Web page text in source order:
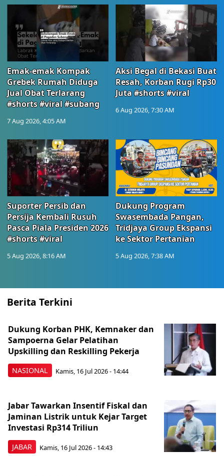
Emak-emak Kompak
Grebek Rumah Diduga
Jual Obat Terlarang
#shorts #viral #subang
7 Aug 2026, 4:05 AM
Aksi Begal di Bekasi Buat
Resah, Korban Rugi Rp30
Juta #shorts #viral
6 Aug 2026, 7:30 AM
Suporter Persib dan
Persija Kembali Rusuh
Pasca Piala Presiden 2026
#shorts #viral
5 Aug 2026, 8:16 AM
Dukung Program
Swasembada Pangan,
Tridjaya Group Ekspansi
ke Sektor Pertanian
5 Aug 2026, 7:38 AM
Berita Terkini
NASIONAL
Dukung Korban PHK, Kemnaker dan
Sampoerna Gelar Pelatihan
Upskilling dan Reskilling Pekerja
Kamis, 16 Jul 2026 - 14:44
JABAR
Jabar Tawarkan Insentif Fiskal dan
Jaminan Listrik untuk Kejar Target
Investasi Rp314 Triliun
Kamis, 16 Jul 2026 - 14:43